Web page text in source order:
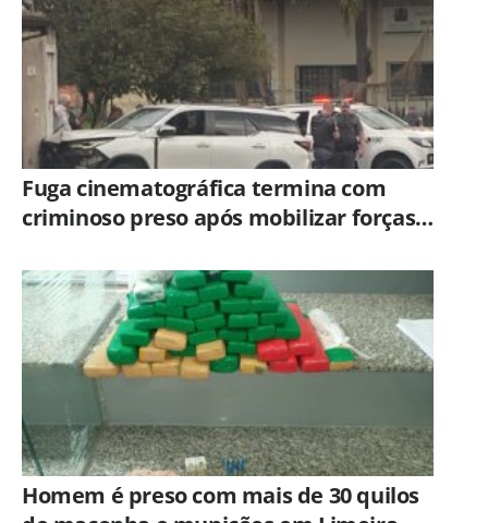
Fuga cinematográfica termina com
criminoso preso após mobilizar forças
Homem é preso com mais de 30 quilos